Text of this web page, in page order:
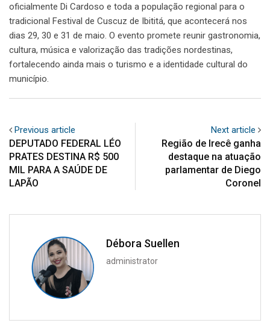
oficialmente Di Cardoso e toda a população regional para o
tradicional Festival de Cuscuz de Ibititá, que acontecerá nos
dias 29, 30 e 31 de maio. O evento promete reunir gastronomia,
cultura, música e valorização das tradições nordestinas,
fortalecendo ainda mais o turismo e a identidade cultural do
município.
Previous article
DEPUTADO FEDERAL LÉO
PRATES DESTINA R$ 500
MIL PARA A SAÚDE DE
LAPÃO
Next article
Região de Irecê ganha
destaque na atuação
parlamentar de Diego
Coronel
Débora Suellen
administrator